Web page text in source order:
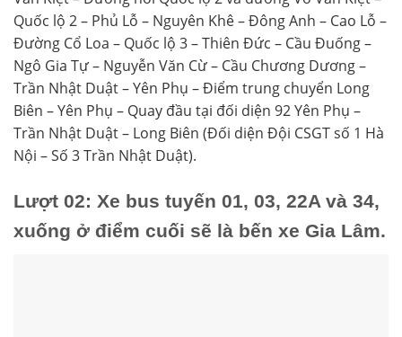
Quốc lộ 2 – Phủ Lỗ – Nguyên Khê – Đông Anh – Cao Lỗ –
Đường Cổ Loa – Quốc lộ 3 – Thiên Đức – Cầu Đuống –
Ngô Gia Tự – Nguyễn Văn Cừ – Cầu Chương Dương –
Trần Nhật Duật – Yên Phụ – Điểm trung chuyển Long
Biên – Yên Phụ – Quay đầu tại đối diện 92 Yên Phụ –
Trần Nhật Duật – Long Biên (Đối diện Đội CSGT số 1 Hà
Nội – Số 3 Trần Nhật Duật).
Lượt 02: Xe bus tuyến 01, 03, 22A và 34,
xuống ở điểm cuối sẽ là bến xe Gia Lâm.